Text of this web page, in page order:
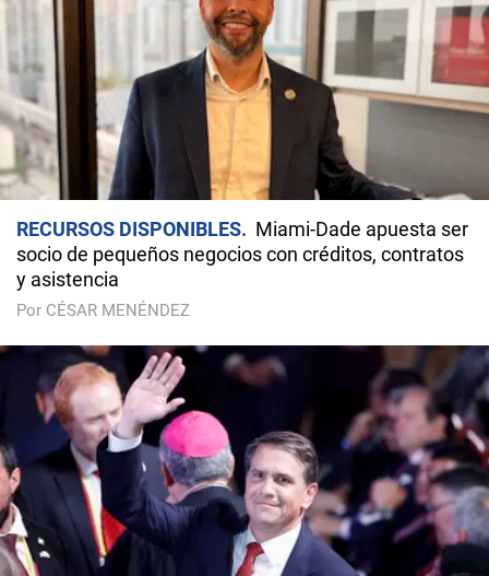
RECURSOS DISPONIBLES
Miami-Dade apuesta ser
socio de pequeños negocios con créditos, contratos
y asistencia
Por CÉSAR MENÉNDEZ